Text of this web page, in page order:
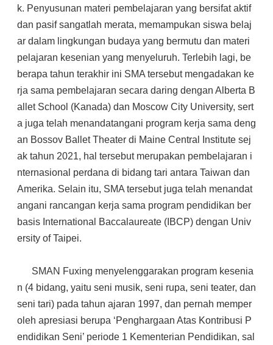
k. Penyusunan materi pembelajaran yang bersifat aktif
dan pasif sangatlah merata, memampukan siswa belaj
ar dalam lingkungan budaya yang bermutu dan materi
pelajaran kesenian yang menyeluruh. Terlebih lagi, be
berapa tahun terakhir ini SMA tersebut mengadakan ke
rja sama pembelajaran secara daring dengan Alberta B
allet School (Kanada) dan Moscow City University, sert
a juga telah menandatangani program kerja sama deng
an Bossov Ballet Theater di Maine Central Institute sej
ak tahun 2021, hal tersebut merupakan pembelajaran i
nternasional perdana di bidang tari antara Taiwan dan
Amerika. Selain itu, SMA tersebut juga telah menandat
angani rancangan kerja sama program pendidikan ber
basis International Baccalaureate (IBCP) dengan Univ
ersity of Taipei.
SMAN Fuxing menyelenggarakan program kesenia
n (4 bidang, yaitu seni musik, seni rupa, seni teater, dan
seni tari) pada tahun ajaran 1997, dan pernah memper
oleh apresiasi berupa ‘Penghargaan Atas Kontribusi P
endidikan Seni’ periode 1 Kementerian Pendidikan, sal